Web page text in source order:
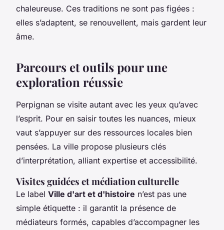
chaleureuse. Ces traditions ne sont pas figées :
elles s’adaptent, se renouvellent, mais gardent leur
âme.
Parcours et outils pour une
exploration réussie
Perpignan se visite autant avec les yeux qu’avec
l’esprit. Pour en saisir toutes les nuances, mieux
vaut s’appuyer sur des ressources locales bien
pensées. La ville propose plusieurs clés
d’interprétation, alliant expertise et accessibilité.
Visites guidées et médiation culturelle
Le label Ville d'art et d'histoire n’est pas une
simple étiquette : il garantit la présence de
médiateurs formés, capables d’accompagner les